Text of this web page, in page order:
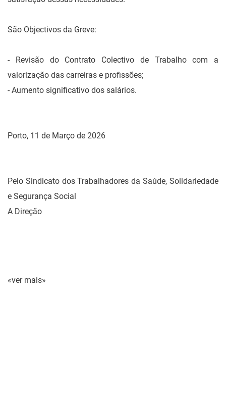
São Objectivos da Greve:
- Revisão do Contrato Colectivo de Trabalho com a
valorização das carreiras e profissões;
- Aumento significativo dos salários.
Porto, 11 de Março de 2026
Pelo Sindicato dos Trabalhadores da Saúde, Solidariedade
e Segurança Social
A Direção
«ver mais»